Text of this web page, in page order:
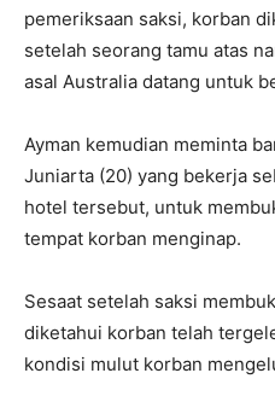
pemeriksaan saksi, korban
setelah seorang tamu atas
asal Australia datang untuk
Ayman kemudian meminta
Juniarta (20) yang bekerja
hotel tersebut, untuk
tempat korban menginap.
Sesaat setelah saksi
diketahui korban telah
kondisi mulut korban